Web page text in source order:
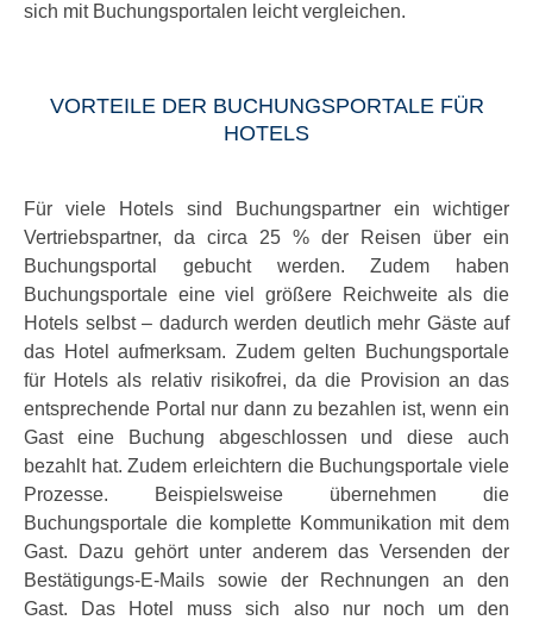
sich mit Buchungsportalen leicht vergleichen.
VORTEILE DER BUCHUNGSPORTALE FÜR
HOTELS
Für viele Hotels sind Buchungspartner ein wichtiger
Vertriebspartner, da circa 25 % der Reisen über ein
Buchungsportal gebucht werden. Zudem haben
Buchungsportale eine viel größere Reichweite als die
Hotels selbst – dadurch werden deutlich mehr Gäste auf
das Hotel aufmerksam. Zudem gelten Buchungsportale
für Hotels als relativ risikofrei, da die Provision an das
entsprechende Portal nur dann zu bezahlen ist, wenn ein
Gast eine Buchung abgeschlossen und diese auch
bezahlt hat. Zudem erleichtern die Buchungsportale viele
Prozesse. Beispielsweise übernehmen die
Buchungsportale die komplette Kommunikation mit dem
Gast. Dazu gehört unter anderem das Versenden der
Bestätigungs-E-Mails sowie der Rechnungen an den
Gast. Das Hotel muss sich also nur noch um den